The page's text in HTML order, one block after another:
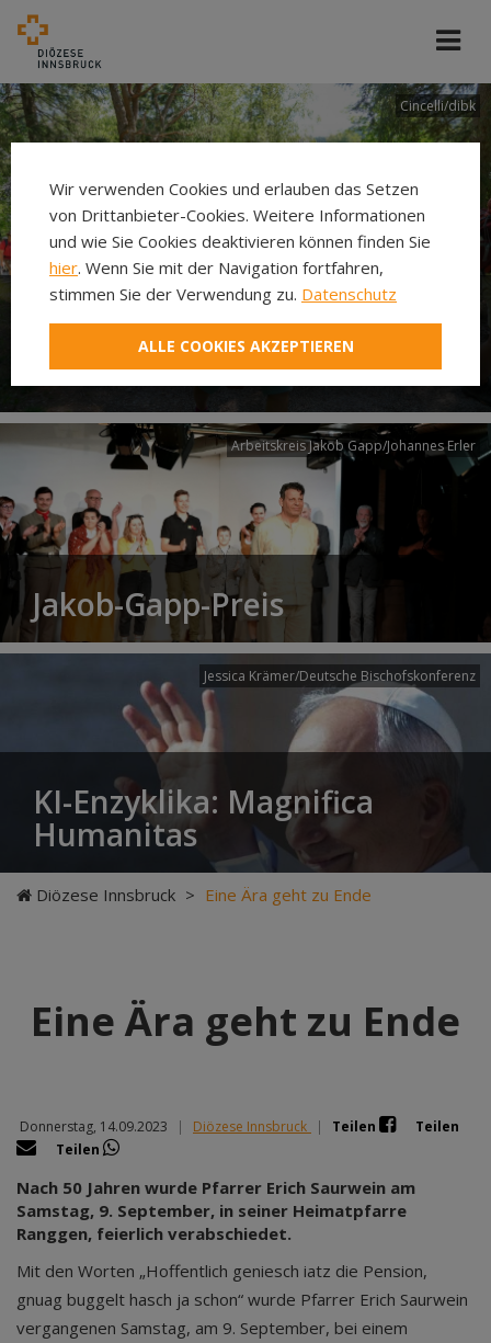
Cincelli/dibk
Neuer Pilgerweg Via
Laudato si’
Arbeitskreis Jakob Gapp/Johannes Erler
Jakob-Gapp-Preis
Jessica Krämer/Deutsche Bischofskonferenz
KI-Enzyklika: Magnifica
Humanitas
Diözese Innsbruck > Eine Ära geht zu Ende
Eine Ära geht zu Ende
Donnerstag, 14.09.2023 | Diözese Innsbruck | Teilen
Teilen
Teilen
Nach 50 Jahren wurde Pfarrer Erich Saurwein am
Samstag, 9. September, in seiner Heimatpfarre
Ranggen, feierlich verabschiedet.
Mit den Worten „Hoffentlich geniesch iatz die Pension,
gnuag buggelt hasch ja schon“ wurde Pfarrer Erich Saurwein
vergangenen Samstag, am 9. September, bei einem
Wir verwenden Cookies und erlauben das Setzen
von Drittanbieter-Cookies. Weitere Informationen
und wie Sie Cookies deaktivieren können finden Sie
hier. Wenn Sie mit der Navigation fortfahren,
stimmen Sie der Verwendung zu. Datenschutz
ALLE COOKIES AKZEPTIEREN